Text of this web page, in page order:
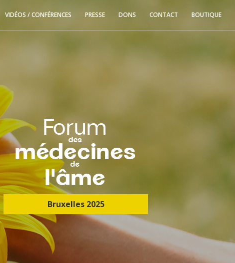
VIDÉOS / CONFÉRENCES PRESSE DONS CONTACT BOUTIQUE
Bruxelles 2025